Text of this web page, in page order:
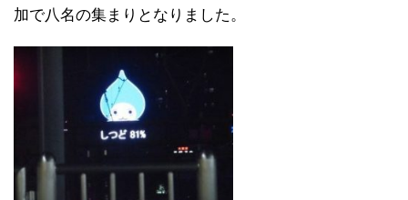
加で八名の集まりとなりました。